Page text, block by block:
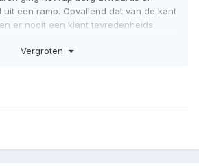
uit een ramp. Opvallend dat van de kant
er nooit een klant tevredenheids
Vergroten